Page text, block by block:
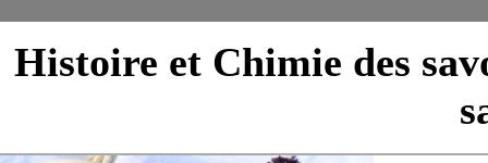
Histoire et Chimie des